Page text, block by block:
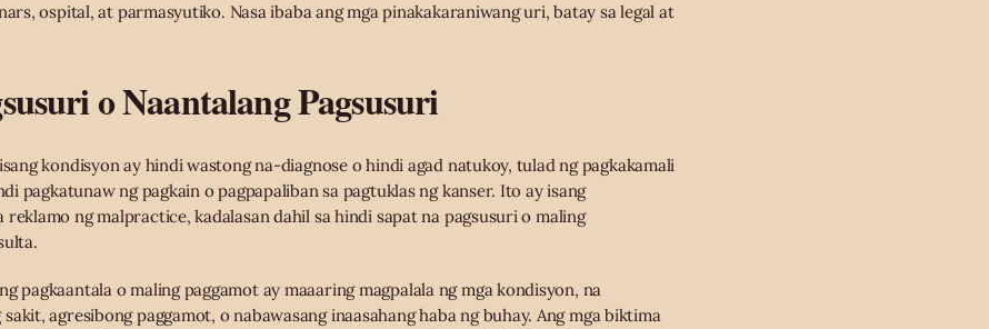
ospital, at parmasyutiko. Nasa ibaba ang mga pinakakaraniwang uri, batay sa legal at
o Naantalang Pagsusuri
kondisyon ay hindi wastong na-diagnose o hindi agad natukoy, tulad ng pagkakamali
pagkatunaw ng pagkain o pagpapaliban sa pagtuklas ng kanser. Ito ay isang
reklamo ng malpractice, kadalasan dahil sa hindi sapat na pagsusuri o maling
pagkaantala o maling paggamot ay maaaring magpalala ng mga kondisyon, na
agresibong paggamot, o nabawasang inaasahang haba ng buhay. Ang mga biktima